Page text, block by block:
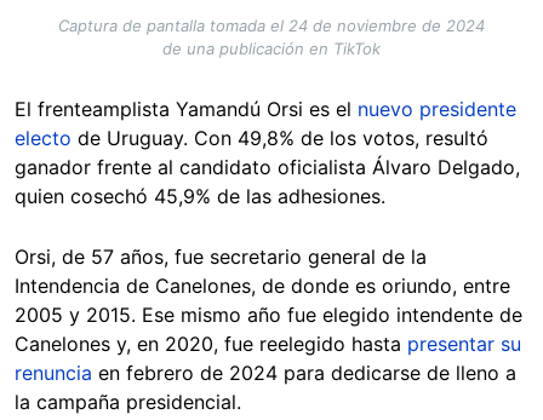
Captura de pantalla tomada el 24 de noviembre de 2024
de una publicación en TikTok
El frenteamplista Yamandú Orsi es el nuevo presidente
electo de Uruguay. Con 49,8% de los votos, resultó
ganador frente al candidato oficialista Álvaro Delgado,
quien cosechó 45,9% de las adhesiones.
Orsi, de 57 años, fue secretario general de la
Intendencia de Canelones, de donde es oriundo, entre
2005 y 2015. Ese mismo año fue elegido intendente de
Canelones y, en 2020, fue reelegido hasta presentar su
renuncia en febrero de 2024 para dedicarse de lleno a
la campaña presidencial.